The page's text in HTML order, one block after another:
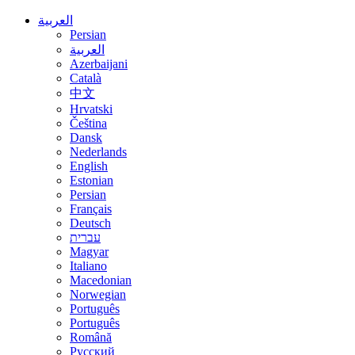
العربية
Persian
العربية
Azerbaijani
Català
中文
Hrvatski
Čeština
Dansk
Nederlands
English
Estonian
Persian
Français
Deutsch
עברית
Magyar
Italiano
Macedonian
Norwegian
Português
Português
Română
Русский